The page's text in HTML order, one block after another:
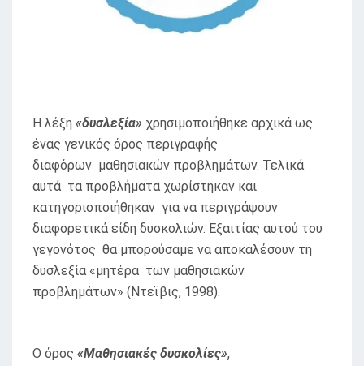
Η λέξη «δυσλεξία» χρησιμοποιήθηκε αρχικά ως
ένας γενικός όρος περιγραφής
διαφόρων μαθησιακών προβλημάτων. Τελικά
αυτά τα προβλήματα χωρίστηκαν και
κατηγοριοποιήθηκαν για να περιγράψουν
διαφορετικά είδη δυσκολιών. Εξαιτίας αυτού του
γεγονότος θα μπορούσαμε να αποκαλέσουν τη
δυσλεξία «μητέρα των μαθησιακών
προβλημάτων» (Ντεϊβις, 1998).
Ο όρος «Μαθησιακές δυσκολίες»,